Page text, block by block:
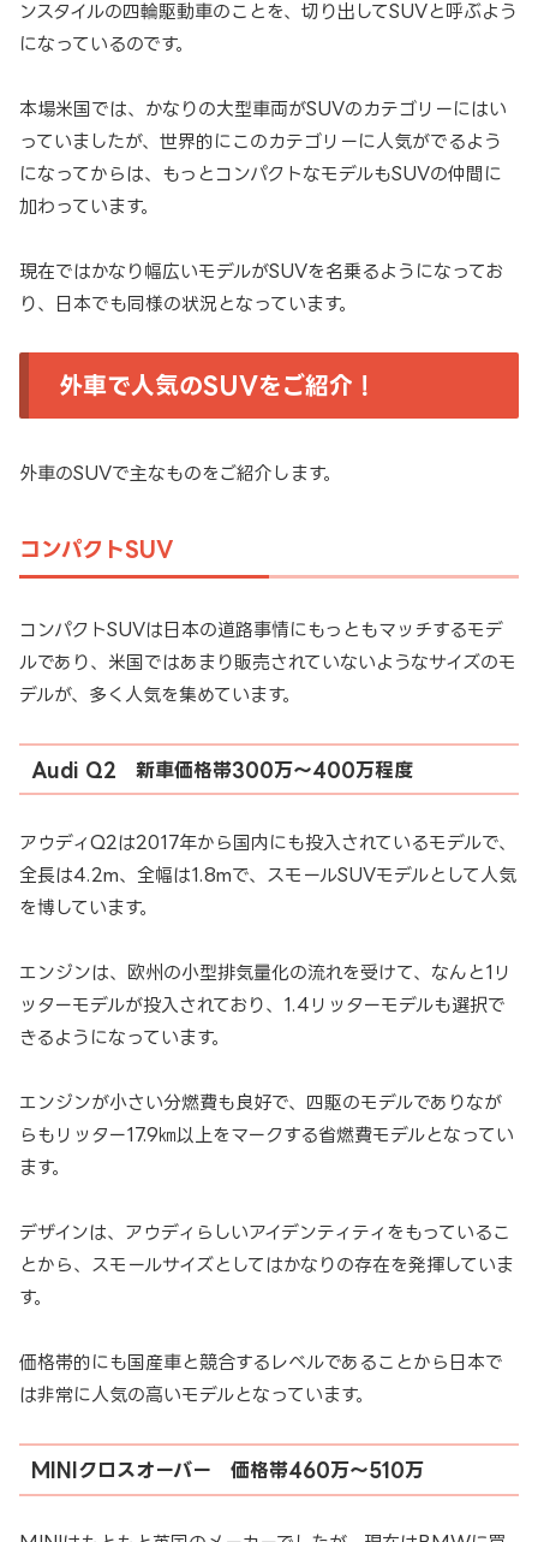
ンスタイルの四輪駆動車のことを、切り出してSUVと呼ぶよう
になっているのです。
本場米国では、かなりの大型車両がSUVのカテゴリーにはい
っていましたが、世界的にこのカテゴリーに人気がでるよう
になってからは、もっとコンパクトなモデルもSUVの仲間に
加わっています。
現在ではかなり幅広いモデルがSUVを名乗るようになってお
り、日本でも同様の状況となっています。
外車で人気のSUVをご紹介！
外車のSUVで主なものをご紹介します。
コンパクトSUV
コンパクトSUVは日本の道路事情にもっともマッチするモデ
ルであり、米国ではあまり販売されていないようなサイズのモ
デルが、多く人気を集めています。
Audi Q2 新車価格帯300万～400万程度
アウディQ2は2017年から国内にも投入されているモデルで、
全長は4.2m、全幅は1.8mで、スモールSUVモデルとして人気
を博しています。
エンジンは、欧州の小型排気量化の流れを受けて、なんと1リ
ッターモデルが投入されており、1.4リッターモデルも選択で
きるようになっています。
エンジンが小さい分燃費も良好で、四駆のモデルでありなが
らもリッター17.9㎞以上をマークする省燃費モデルとなってい
ます。
デザインは、アウディらしいアイデンティティをもっているこ
とから、スモールサイズとしてはかなりの存在を発揮していま
す。
価格帯的にも国産車と競合するレベルであることから日本で
は非常に人気の高いモデルとなっています。
MINIクロスオーバー 価格帯460万～510万